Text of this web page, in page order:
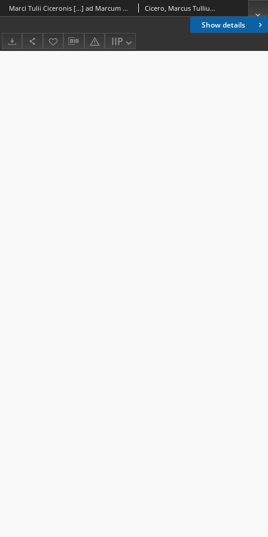
Show details
IIP
Marci Tulii Ciceronis [...] ad Marcum Ciceronem filium suum officiorum liber incipit Cicero, Marcus Tullius (106-43 p.n.e.)